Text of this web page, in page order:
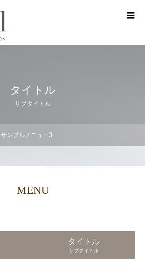
タイトル
サブタイトル
サンプルメニュー3
MENU
タイトル
サブタイトル